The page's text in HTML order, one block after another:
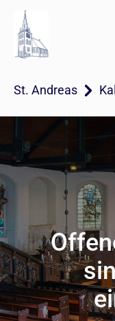
St. Andreas